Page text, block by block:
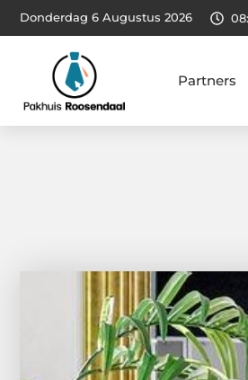
Donderdag 6 Augustus 2026
Partners